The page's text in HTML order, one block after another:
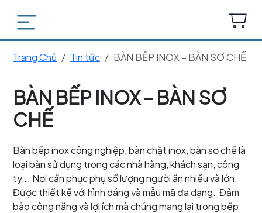
Trang Chủ Tin tức BÀN BẾP INOX – BÀN SƠ CHẾ
BÀN BẾP INOX – BÀN SƠ
CHẾ
Bàn bếp inox công nghiệp, bàn chặt inox, bàn sơ chế là
loại bàn sử dụng trong các nhà hàng, khách sạn, công
ty,… Nơi cần phục phụ số lượng người ăn nhiều và lớn.
Được thiết kế với hình dáng và mẫu mã đa dạng. Đảm
bảo công năng và lợi ích mà chúng mang lại trong bếp